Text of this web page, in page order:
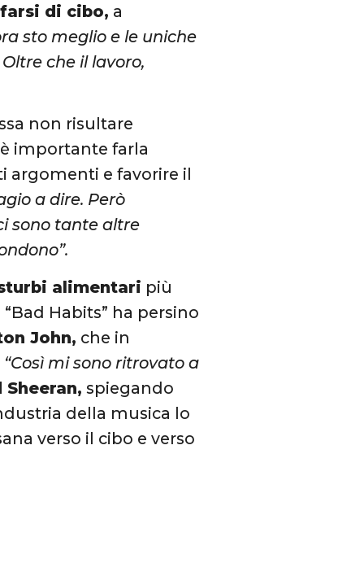
di cibo, a
sto meglio e le uniche
che il lavoro,
non risultare
è importante farla
argomenti e favorire il
a dire. Però
sono tante altre
alimentari più
Habits” ha persino
John, che in
“Così mi sono ritrovato a
Sheeran, spiegando
della musica lo
verso il cibo e verso